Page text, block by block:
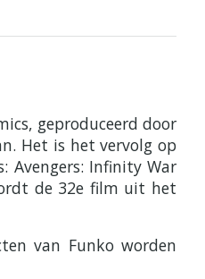
geproduceerd door
Het is het vervolg op
Avengers: Infinity War
de 32e film uit het
van Funko worden